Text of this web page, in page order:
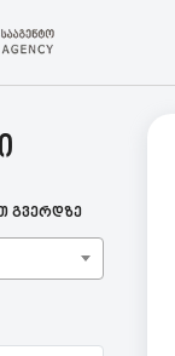
გვერდზე